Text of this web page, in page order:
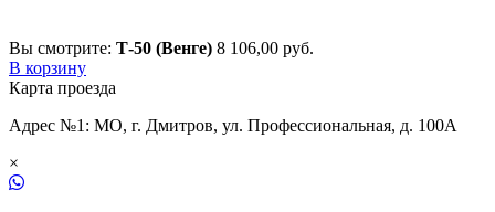
Вы смотрите: Т-50 (Венге) 8 106,00 руб.
В корзину
Карта проезда
Адрес №1: МО, г. Дмитров, ул. Профессиональная, д. 100А
×